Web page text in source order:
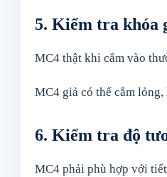
5. Kiểm tra khóa
MC4 thật khi cắm vào
MC4 giả có thể cắm
6. Kiểm tra độ
MC4 phải phù hợp với